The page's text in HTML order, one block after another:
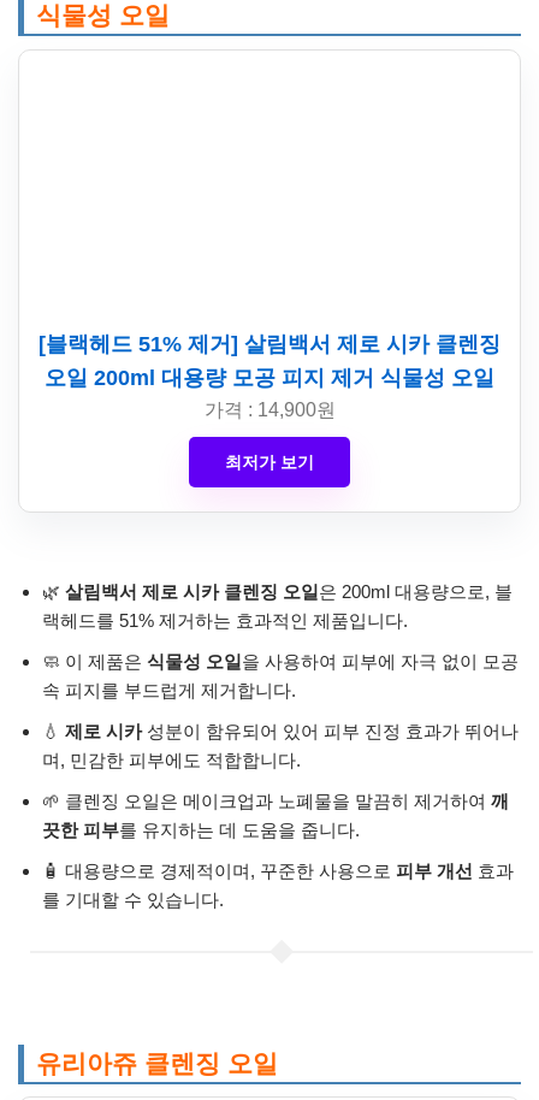
식물성 오일
[블랙헤드 51% 제거] 살림백서 제로 시카 클렌징
오일 200ml 대용량 모공 피지 제거 식물성 오일
가격 : 14,900원
최저가 보기
🌿 살림백서 제로 시카 클렌징 오일은 200ml 대용량으로, 블
랙헤드를 51% 제거하는 효과적인 제품입니다.
🧼 이 제품은 식물성 오일을 사용하여 피부에 자극 없이 모공
속 피지를 부드럽게 제거합니다.
💧 제로 시카성분이 함유되어 있어 피부 진정 효과가 뛰어나
며, 민감한 피부에도 적합합니다.
🌱 클렌징 오일은 메이크업과 노폐물을 말끔히 제거하여 깨
끗한 피부를 유지하는 데 도움을 줍니다.
🧴 대용량으로 경제적이며, 꾸준한 사용으로 피부 개선 효과
를 기대할 수 있습니다.
유리아쥬 클렌징 오일